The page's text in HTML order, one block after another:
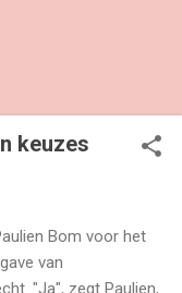
keuzes
Bom voor het
van
"Ja", zegt Paulien,